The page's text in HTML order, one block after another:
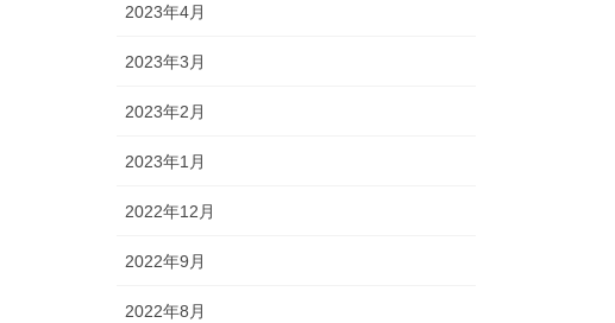
2023年4月
2023年3月
2023年2月
2023年1月
2022年12月
2022年9月
2022年8月